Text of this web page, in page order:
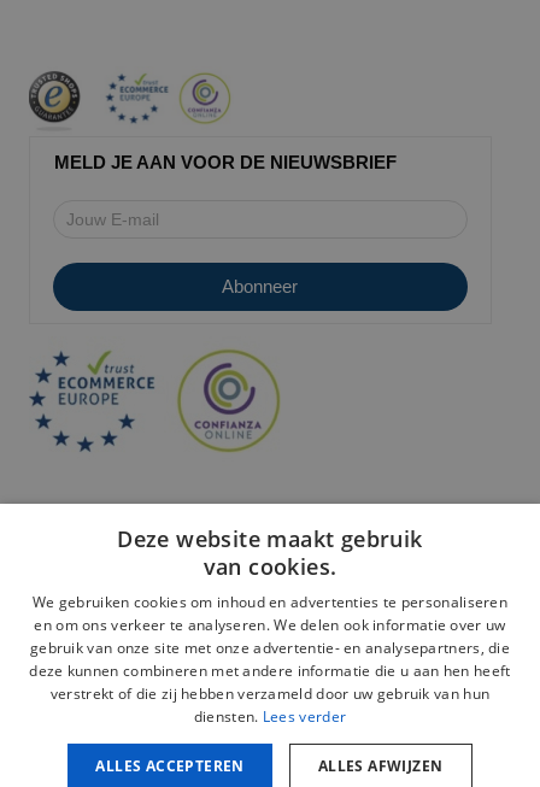
MELD JE AAN VOOR DE NIEUWSBRIEF
Veilige betaling:
Deze website maakt gebruik
van cookies.
We gebruiken cookies om inhoud en advertenties te personaliseren
en om ons verkeer te analyseren. We delen ook informatie over uw
gebruik van onze site met onze advertentie- en analysepartners, die
deze kunnen combineren met andere informatie die u aan hen heeft
verstrekt of die zij hebben verzameld door uw gebruik van hun
diensten. Lees verder
ALLES ACCEPTEREN ALLES AFWIJZEN